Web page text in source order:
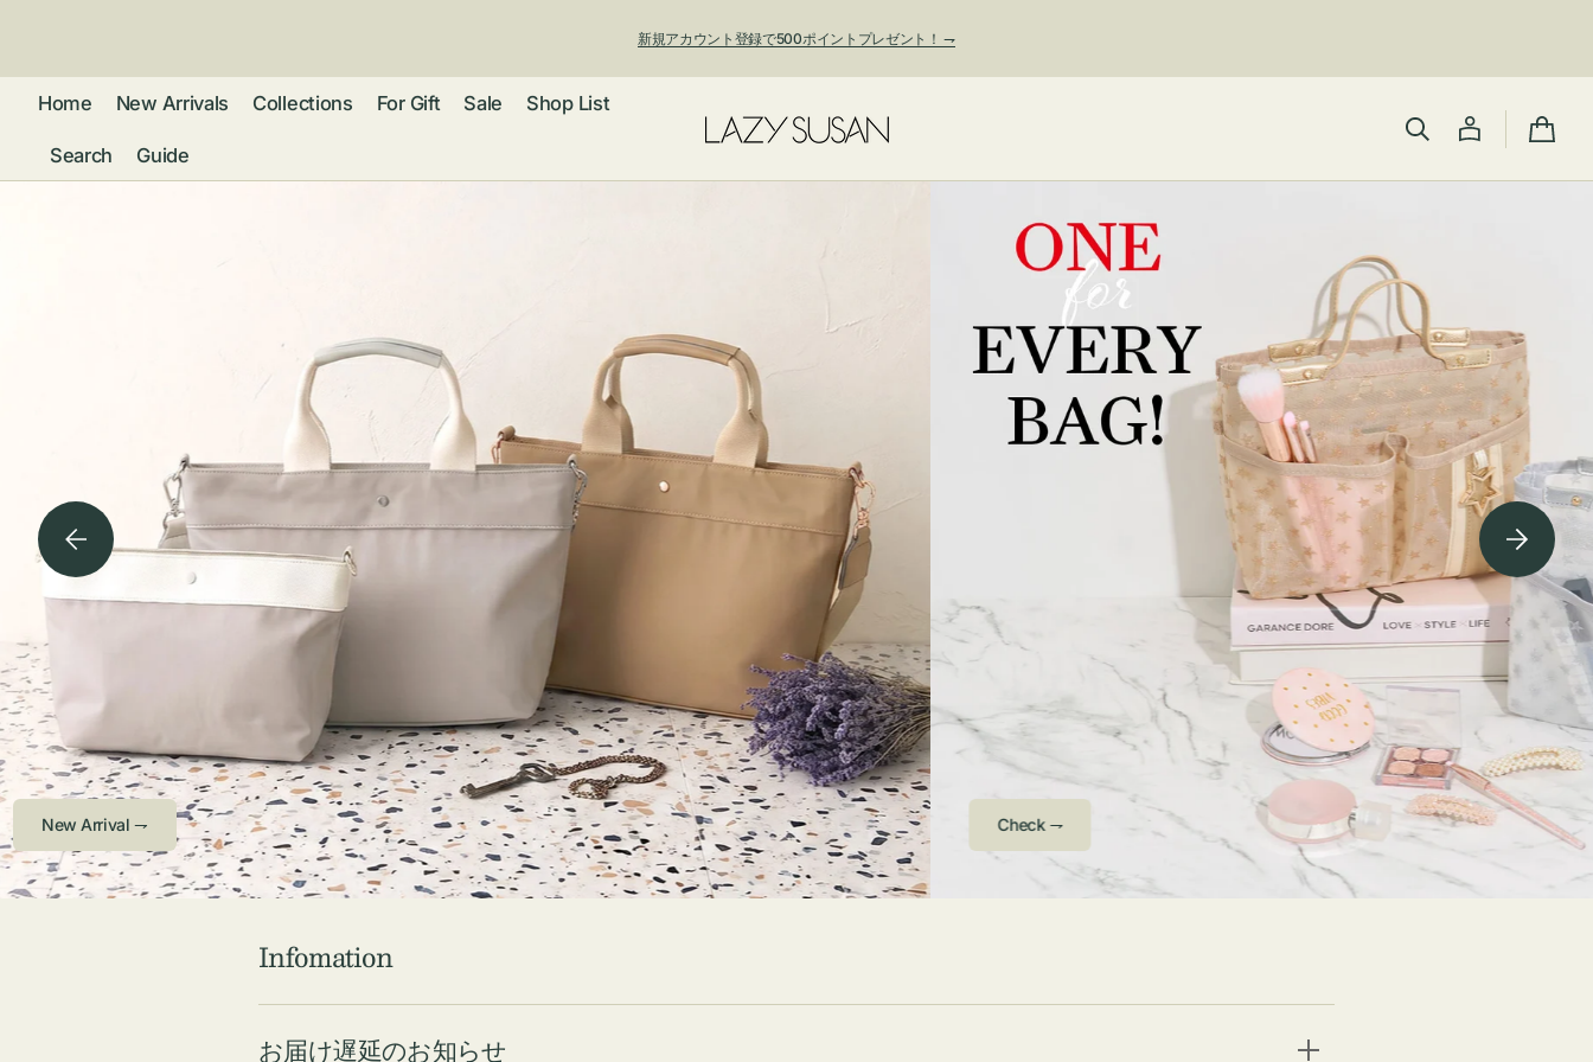
新規アカウント登録で500ポイントプレゼント！ ⇁
Home New Arrivals Collections
ブレスレット・
バングル
ブローチ
ショルダーバッ
スマートフォン
ポシェット
ハンドバッグ
ボストンバッグ
リュック
エコバッグ・サ
ブバッグ
ファッション
バッグチャー
ム・キーホルダ
ー
ウエア
扇子・ファン
ストール・ハッ
ト・グローブ
メガネ・サング
ラス・ルーペ
傘
ハンカチ・ソッ
クス
ウォレット・革
ポーチ ・ メガ
ネケース・マル
チケース他
コスメ
ジュエリーボッ
インテリア
For Gift Sale Shop List
Search Guide
カ
Check ⇁ Arriving Soon⇁
Infomation
お届け遅延のお知らせ